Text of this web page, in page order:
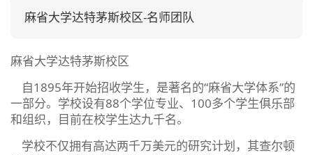
麻省大学达特茅斯校区-名师团队
麻省大学达特茅斯校区
自1895年开始招收学生，是著名的“麻省大学体系”的
一部分。学校设有88个学位专业、100多个学生俱乐部
和组织，目前在校学生达九千名。
学校不仅拥有高达两千万美元的研究计划，其查尔顿